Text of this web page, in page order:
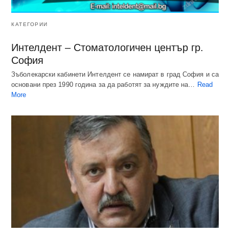
КАТЕГОРИИ
Интелдент – Стоматологичен център гр.
София
Зъболекарски кабинети Интелдент се намират в град София и са
основани през 1990 година за да работят за нуждите на… Read
More